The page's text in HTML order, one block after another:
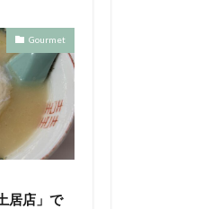
Gourmet
居店」で